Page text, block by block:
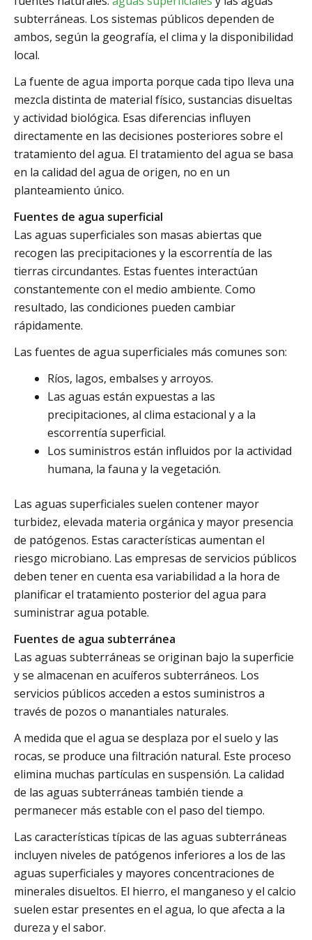
subterráneas. Los sistemas públicos dependen de
ambos, según la geografía, el clima y la disponibilidad
local.
La fuente de agua importa porque cada tipo lleva una
mezcla distinta de material físico, sustancias disueltas
y actividad biológica. Esas diferencias influyen
directamente en las decisiones posteriores sobre el
tratamiento del agua. El tratamiento del agua se basa
en la calidad del agua de origen, no en un
planteamiento único.
Fuentes de agua superficial
Las aguas superficiales son masas abiertas que
recogen las precipitaciones y la escorrentía de las
tierras circundantes. Estas fuentes interactúan
constantemente con el medio ambiente. Como
resultado, las condiciones pueden cambiar
rápidamente.
Las fuentes de agua superficiales más comunes son:
Ríos, lagos, embalses y arroyos.
Las aguas están expuestas a las
precipitaciones, al clima estacional y a la
escorrentía superficial.
Los suministros están influidos por la actividad
humana, la fauna y la vegetación.
Las aguas superficiales suelen contener mayor
turbidez, elevada materia orgánica y mayor presencia
de patógenos. Estas características aumentan el
riesgo microbiano. Las empresas de servicios públicos
deben tener en cuenta esa variabilidad a la hora de
planificar el tratamiento posterior del agua para
suministrar agua potable.
Fuentes de agua subterránea
Las aguas subterráneas se originan bajo la superficie
y se almacenan en acuíferos subterráneos. Los
servicios públicos acceden a estos suministros a
través de pozos o manantiales naturales.
A medida que el agua se desplaza por el suelo y las
rocas, se produce una filtración natural. Este proceso
elimina muchas partículas en suspensión. La calidad
de las aguas subterráneas también tiende a
permanecer más estable con el paso del tiempo.
Las características típicas de las aguas subterráneas
incluyen niveles de patógenos inferiores a los de las
aguas superficiales y mayores concentraciones de
minerales disueltos. El hierro, el manganeso y el calcio
suelen estar presentes en el agua, lo que afecta a la
dureza y el sabor.